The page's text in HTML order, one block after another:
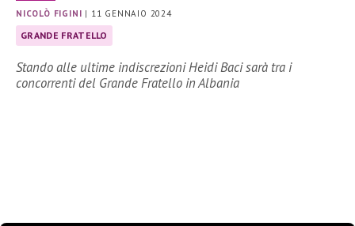
NICOLÒ FIGINI | 11 GENNAIO 2024
GRANDE FRATELLO
Stando alle ultime indiscrezioni Heidi Baci sarà tra i
concorrenti del Grande Fratello in Albania